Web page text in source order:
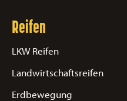
Reifen
LKW Reifen
Landwirtschaftsreifen
Erdbewegung